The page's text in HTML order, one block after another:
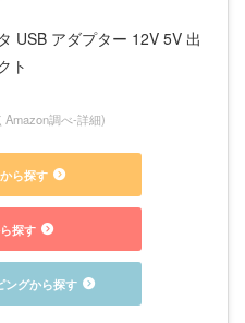
USB アダプター 12V 5V 出
ト
Amazon調べ-詳細)
ら探す
探す
ングから探す